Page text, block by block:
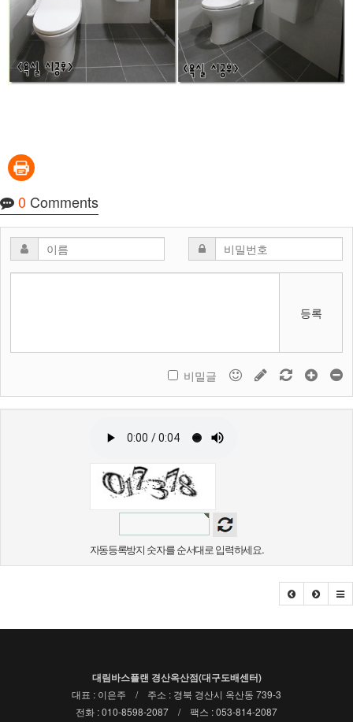
0 Comments
등록
비밀글
자동등록방지 숫자를 순서대로 입력하세요.
대림바스플랜 경산옥산점(대구도배센터)
대표 : 이은주 / 주소 : 경북 경산시 옥산동 739-3
전화 : 010-8598-2087 / 팩스 : 053-814-2087